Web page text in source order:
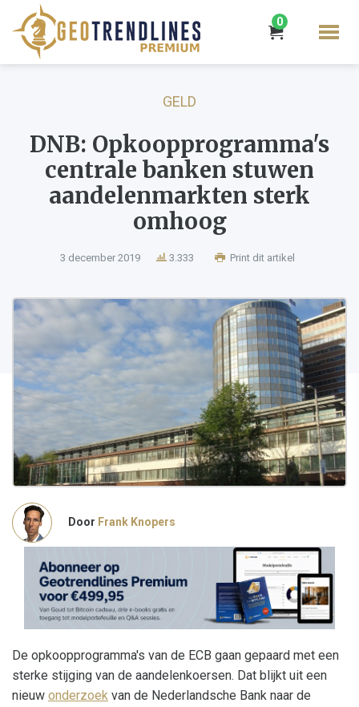
0
GELD
DNB: Opkoopprogramma's
centrale banken stuwen
aandelenmarkten sterk
omhoog
3 december 2019 3.333 Print dit artikel
Door Frank Knopers
De opkoopprogramma's van de ECB gaan gepaard met een
sterke stijging van de aandelenkoersen. Dat blijkt uit een
nieuw onderzoek van de Nederlandsche Bank naar de